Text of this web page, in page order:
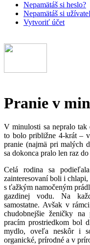
Nepamätáš si heslo?
Nepamätáš si
Vytvoriť účet
Pranie v
V minulosti sa nepralo
to bolo približne 4-krát –
pranie (najmä pri malých
sa dokonca pralo len raz
Celá rodina sa
zainteresovaní boli i
s ťažkým namočeným
gazdinej vodu. Na
samostatne. Avšak v
chudobnejšie ženičky
pracím prostriedkom bol
mydlo, oveľa neskôr i
organické, prírodné a v